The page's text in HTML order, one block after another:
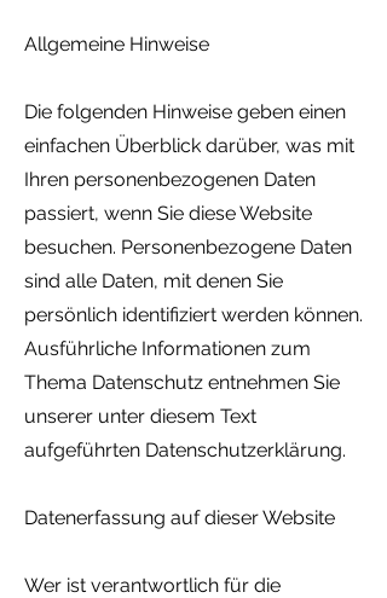
Allgemeine Hinweise
Die folgenden Hinweise geben einen
einfachen Überblick darüber, was mit
Ihren personenbezogenen Daten
passiert, wenn Sie diese Website
besuchen. Personenbezogene Daten
sind alle Daten, mit denen Sie
persönlich identifiziert werden können.
Ausführliche Informationen zum
Thema Datenschutz entnehmen Sie
unserer unter diesem Text
aufgeführten Datenschutzerklärung.
Datenerfassung auf dieser Website
Wer ist verantwortlich für die